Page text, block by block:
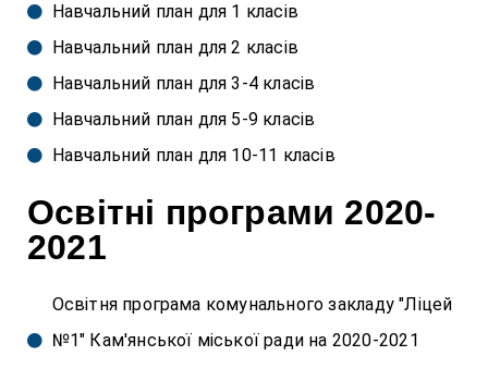
Навчальний план для 1 класів
Навчальний план для 2 класів
Навчальний план для 3-4 класів
Навчальний план для 5-9 класів
Навчальний план для 10-11 класів
Освітні програми 2020-
2021
Освітня програма комунального закладу "Ліцей
№1" Кам'янської міської ради на 2020-2021